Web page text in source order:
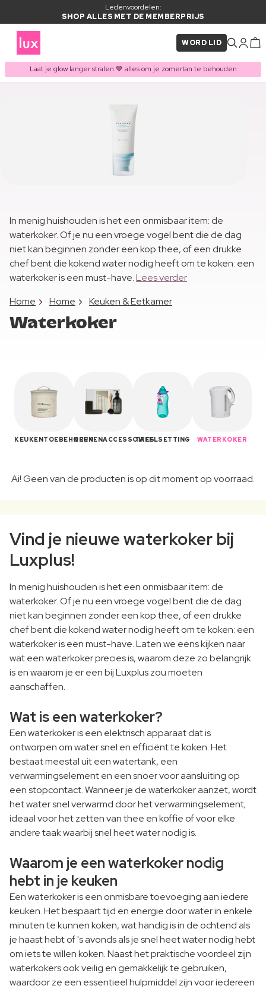
Ledenvoordelen:
SHOP ALLES MET DE MEMBERPRIJS
WORD LID
Laat je glow langer stralen 🤎 alles om je zomertan te behouden
In menig huishouden is het een onmisbaar item: de
waterkoker. Of je nu een vroege vogel bent die de dag
niet kan beginnen zonder een kop thee, of een drukke
chef bent die kokend water nodig heeft om te koken: een
waterkoker is een must-have.Lees verder
Home
Home Keuken & Eetkamer
Waterkoker
KEUKENTOEBEHORENKEUKENACCESSOIRESTAFELSETTING WATERKOKER
Ai! Geen van de producten is op dit moment op voorraad.
Vind je nieuwe waterkoker bij
Luxplus!
In menig huishouden is het een onmisbaar item: de
waterkoker. Of je nu een vroege vogel bent die de dag
niet kan beginnen zonder een kop thee, of een drukke
chef bent die kokend water nodig heeft om te koken: een
waterkoker is een must-have. Laten we eens kijken naar
wat een waterkoker precies is, waarom deze zo belangrijk
is en waarom je er een bij Luxplus zou moeten
aanschaffen.
Wat is een waterkoker?
Een waterkoker is een elektrisch apparaat dat is
ontworpen om water snel en efficiënt te koken. Het
bestaat meestal uit een watertank, een
verwarmingselement en een snoer voor aansluiting op
een stopcontact. Wanneer je de waterkoker aanzet, wordt
het water snel verwarmd door het verwarmingselement;
ideaal voor het zetten van thee en koffie of voor elke
andere taak waarbij snel heet water nodig is.
Waarom je een waterkoker nodig
hebt in je keuken
Een waterkoker is een onmisbare toevoeging aan iedere
keuken. Het bespaart tijd en energie door water in enkele
minuten te kunnen koken, wat handig is in de ochtend als
je haast hebt of 's avonds als je snel heet water nodig hebt
om iets te willen koken. Naast het praktische voordeel zijn
waterkokers ook veilig en gemakkelijk te gebruiken,
waardoor ze een essentieel hulpmiddel zijn voor iedereen